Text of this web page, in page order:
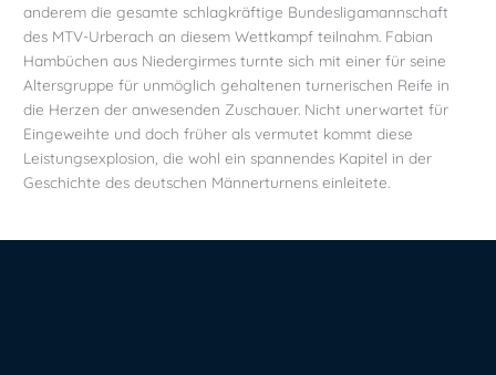
anderem die gesamte schlagkräftige Bundesligamannschaft
des MTV-Urberach an diesem Wettkampf teilnahm. Fabian
Hambüchen aus Niedergirmes turnte sich mit einer für seine
Altersgruppe für unmöglich gehaltenen turnerischen Reife in
die Herzen der anwesenden Zuschauer. Nicht unerwartet für
Eingeweihte und doch früher als vermutet kommt diese
Leistungsexplosion, die wohl ein spannendes Kapitel in der
Geschichte des deutschen Männerturnens einleitete.